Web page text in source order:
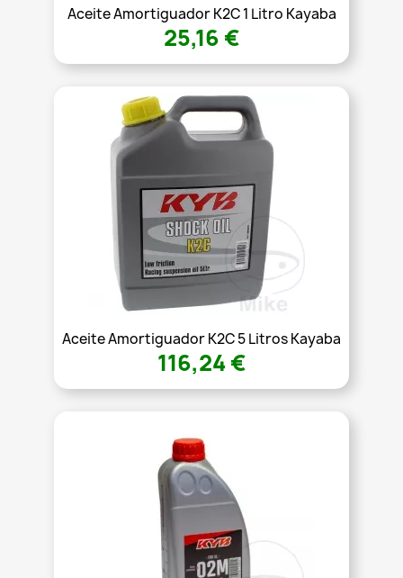
Aceite Amortiguador K2C 1 Litro Kayaba
25,16 €
Aceite Amortiguador K2C 5 Litros Kayaba
116,24 €